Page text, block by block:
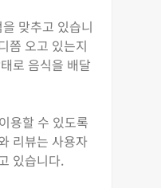
맞추고 있습니
쯤 오고 있는지
로 음식을 배달
용할 수 있도록
리뷰는 사용자
있습니다.